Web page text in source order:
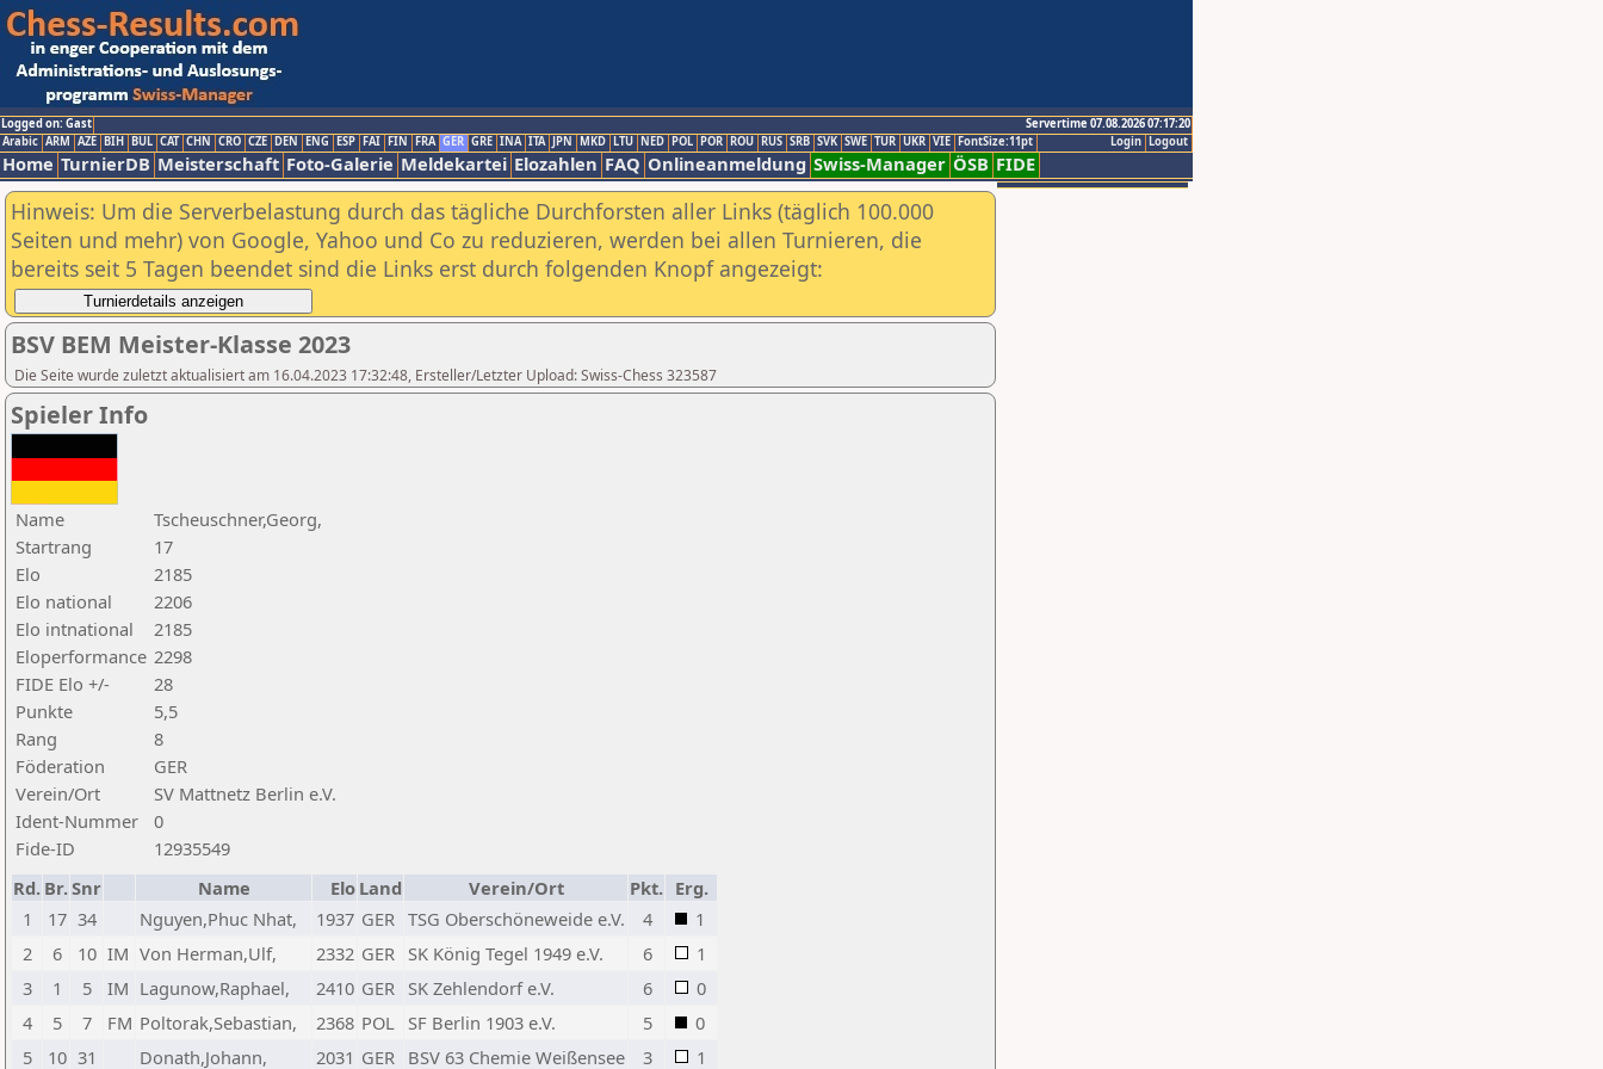
Logged on: Gast
Servertime 07.08.2026 07:17:20
Logout
Login
Arabic ARM AZE BIH BUL CAT CHN CRO CZE DEN ENG ESP FAI FIN FRA GER GRE INA ITA JPN MKD LTU NED POL POR ROU RUS SRB SVK SWE TUR UKR VIE FontSize:11pt
Home TurnierDB Meisterschaft Foto-Galerie Meldekartei Elozahlen FAQ Onlineanmeldung Swiss-Manager ÖSB FIDE
Hinweis: Um die Serverbelastung durch das tägliche Durchforsten aller Links (täglich 100.000
Seiten und mehr) von Google, Yahoo und Co zu reduzieren, werden bei allen Turnieren, die
bereits seit 5 Tagen beendet sind die Links erst durch folgenden Knopf angezeigt:
BSV BEM Meister-Klasse 2023
Die Seite wurde zuletzt aktualisiert am 16.04.2023 17:32:48, Ersteller/Letzter Upload: Swiss-Chess 323587
Spieler Info
Name
Tscheuschner,Georg,
Startrang
17
Elo
2185
Elo national
2206
Elo intnational
2185
Eloperformance 2298
FIDE Elo +/-
28
Punkte
5,5
Rang
8
Föderation
GER
Verein/Ort
SV Mattnetz Berlin e.V.
Ident-Nummer
0
Fide-ID
12935549
Rd. Br.Snr Name Elo Land Verein/Ort Pkt. Erg.
1
17 34 Nguyen,Phuc Nhat, 1937 GER TSG Oberschöneweide e.V. 4
1
2
6 10 IM Von Herman,Ulf, 2332 GER SK König Tegel 1949 e.V. 6
1
3
1 5 IM Lagunow,Raphael, 2410 GER SK Zehlendorf e.V. 6
0
4
5 7 FM Poltorak,Sebastian, 2368 POL SF Berlin 1903 e.V. 5
0
5
10 31 Donath,Johann, 2031 GER BSV 63 Chemie Weißensee 3 1